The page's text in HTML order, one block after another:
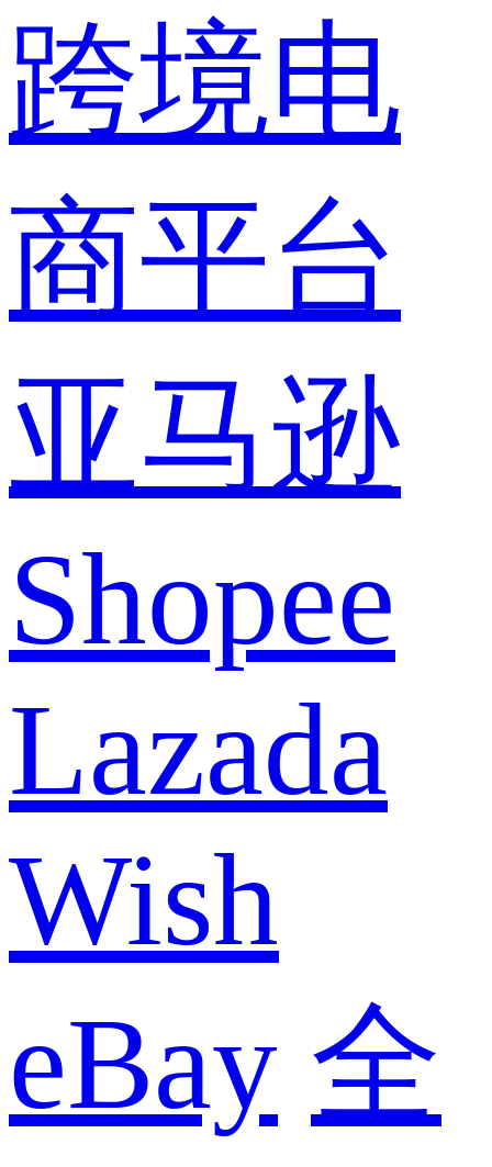
跨境电
商平台
亚马逊
Shopee
Lazada
Wish
eBay 全